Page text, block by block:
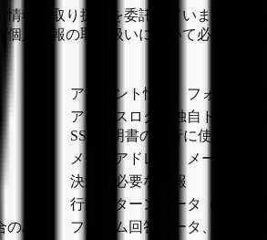
報の取り扱いを委託しています（
人情報の取り扱いについて必要かつ
アカウント情報、フォーム回
アクセスログ、独自ドメイン
SSL証明書の発行に使用）
メールアドレス、メール本文
決済に必要な情報
行動パターンデータ（個人を
み）
フォーム回答データ、Google